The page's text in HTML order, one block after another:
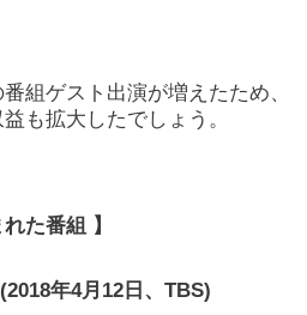
組ゲスト出演が増えたため、
も拡大したでしょう。
た番組 】
年4月12日、TBS)